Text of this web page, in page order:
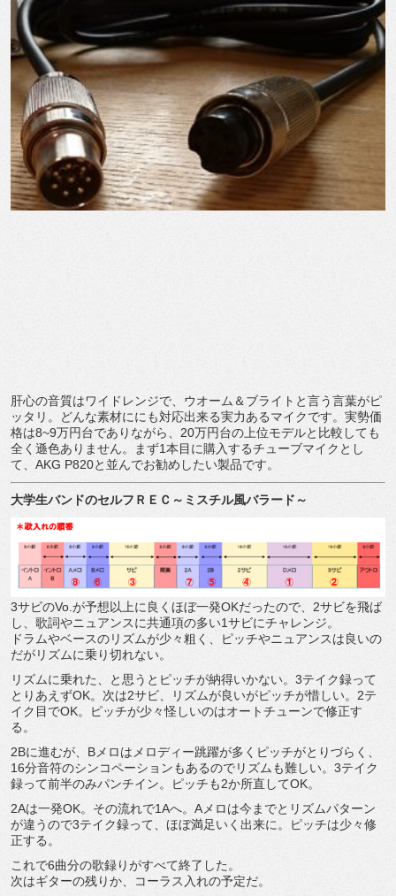
肝心の音質はワイドレンジで、ウオーム＆ブライトと言う言葉がピ
ッタリ。どんな素材ににも対応出来る実力あるマイクです。実勢価
格は8~9万円台でありながら、20万円台の上位モデルと比較しても
全く遜色ありません。まず1本目に購入するチューブマイクとし
て、AKG P820と並んでお勧めしたい製品です。
大学生バンドのセルフＲＥＣ～ミスチル風バラード～
3サビのVo.が予想以上に良くほぼ一発OKだったので、2サビを飛ば
し、歌詞やニュアンスに共通項の多い1サビにチャレンジ。
ドラムやベースのリズムが少々粗く、ピッチやニュアンスは良いの
だがリズムに乗り切れない。
リズムに乗れた、と思うとピッチが納得いかない。3テイク録って
とりあえずOK。次は2サビ、リズムが良いがピッチが惜しい。2テ
イク目でOK。ピッチが少々怪しいのはオートチューンで修正す
る。
2Bに進むが、Bメロはメロディー跳躍が多くピッチがとりづらく、
16分音符のシンコペーションもあるのでリズムも難しい。3テイク
録って前半のみパンチイン。ピッチも2か所直してOK。
2Aは一発OK。その流れで1Aへ。Aメロは今までとリズムパターン
が違うので3テイク録って、ほぼ満足いく出来に。ピッチは少々修
正する。
これで6曲分の歌録りがすべて終了した。
次はギターの残りか、コーラス入れの予定だ。